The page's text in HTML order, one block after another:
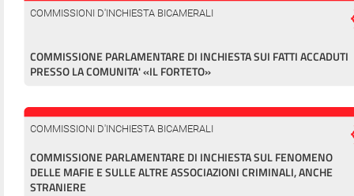
COMMISSIONI D'INCHIESTA BICAMERALI
COMMISSIONE PARLAMENTARE DI INCHIESTA SUI FATTI ACCADUTI
PRESSO LA COMUNITA' «IL FORTETO»
COMMISSIONI D'INCHIESTA BICAMERALI
COMMISSIONE PARLAMENTARE DI INCHIESTA SUL FENOMENO
DELLE MAFIE E SULLE ALTRE ASSOCIAZIONI CRIMINALI, ANCHE
STRANIERE